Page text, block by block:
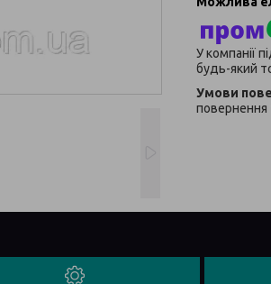
У компанії
будь-який
повернення